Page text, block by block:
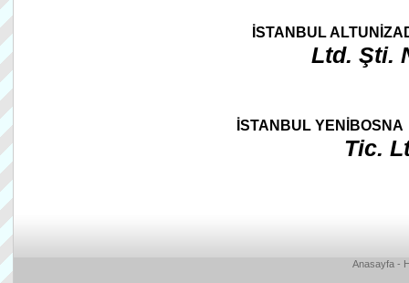
İSTANBUL
Ltd. Şti.
İSTANBUL YENİBOSNA
Tic.
Anasayfa -